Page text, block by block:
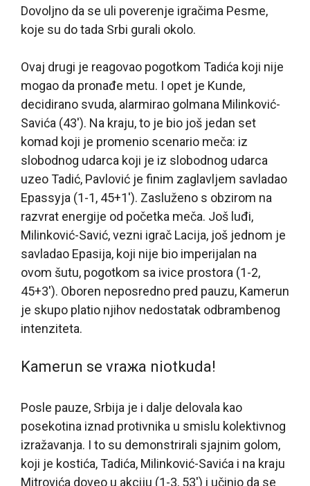
Dovoljno da se uli poverenje igračima Pesme,
koje su do tada Srbi gurali okolo.
Ovaj drugi je reagovao pogotkom Tadića koji nije
mogao da pronađe metu. I opet je Kunde,
decidirano svuda, alarmirao golmana Milinković-
Savića (43′). Na kraju, to je bio još jedan set
komad koji je promenio scenario meča: iz
slobodnog udarca koji je iz slobodnog udarca
uzeo Tadić, Pavlović je finim zaglavljem savladao
Epassyja (1-1, 45+1′). Zasluženo s obzirom na
razvrat energije od početka meča. Još luđi,
Milinković-Savić, vezni igrač Lacija, još jednom je
savladao Epasija, koji nije bio imperijalan na
ovom šutu, pogotkom sa ivice prostora (1-2,
45+3′). Oboren neposredno pred pauzu, Kamerun
je skupo platio njihov nedostatak odbrambenog
intenziteta.
Kamerun se vraжa niotkuda!
Posle pauze, Srbija je i dalje delovala kao
posekotina iznad protivnika u smislu kolektivnog
izražavanja. I to su demonstrirali sjajnim golom,
koji je kostića, Tadića, Milinković-Savića i na kraju
Mitrovića doveo u akciju (1-3, 53′) i učinio da se